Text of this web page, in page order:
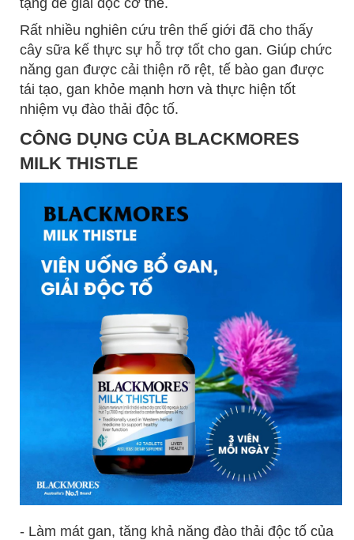
Rất nhiều nghiên cứu trên thế giới đã cho thấy
cây sữa kế thực sự hỗ trợ tốt cho gan. Giúp chức
năng gan được cải thiện rõ rệt, tế bào gan được
tái tạo, gan khỏe mạnh hơn và thực hiện tốt
nhiệm vụ đào thải độc tố.
CÔNG DỤNG CỦA BLACKMORES
MILK THISTLE
- Làm mát gan, tăng khả năng đào thải độc tố của